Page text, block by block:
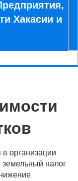
Хакасии и
в организации
налог